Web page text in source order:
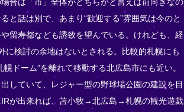
合は「市」全体がどちらかと言えば前向きなの
と話は別で、あまり“歓迎する”雰囲気は今のと
留寿都なども誘致を望んでいる。けれども、経
検討の余地はないとされる。比較的札幌にも
ドーム”を離れて移動する北広島市にも近い。
していて、レジャー型の野球場公園の建設を目
が出来れば、苫小牧→北広島→札幌の観光遊戯